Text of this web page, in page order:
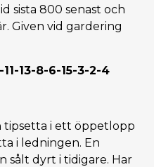
sista 800 senast och
Given vid gardering
13-8-6-15-3-2-4
tipsetta i ett öppetlopp
i ledningen. En
sålt dyrt i tidigare. Har